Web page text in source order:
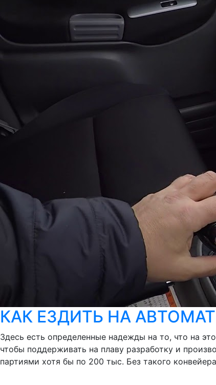
КАК ЕЗДИТЬ НА
Здесь есть определенные надежды на то, что на
чтобы поддерживать на плаву разработку и
партиями хотя бы по 200 тыс. Без такого